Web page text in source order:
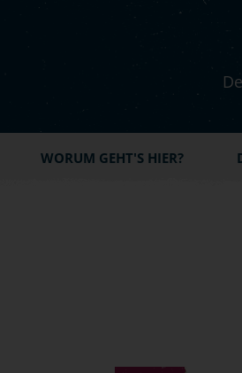
WORUM GEHT'S HIER?